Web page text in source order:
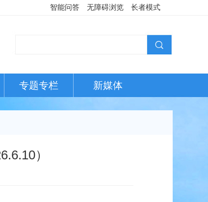
智能问答 无障碍浏览 长者模式
专题专栏 新媒体
）